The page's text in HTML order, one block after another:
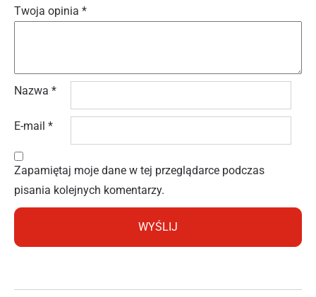
Twoja opinia *
Nazwa *
E-mail *
Zapamiętaj moje dane w tej przeglądarce podczas
pisania kolejnych komentarzy.